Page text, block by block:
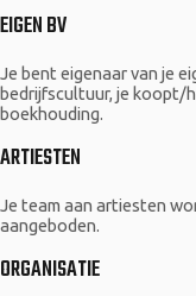
EIGEN BV
Je bent eigenaar van je
bedrijfscultuur, je koopt/
boekhouding.
ARTIESTEN
Je team aan artiesten
aangeboden.
ORGANISATIE